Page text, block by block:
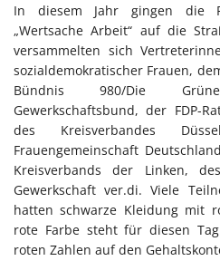
In diesem Jahr gingen die
„Wertsache Arbeit“ auf die
versammelten sich
sozialdemokratischer Frauen,
Bündnis 980/Die
Gewerkschaftsbund, der FDP-
des Kreisverbandes
Frauengemeinschaft
Kreisverbands der Linken,
Gewerkschaft ver.di. Viele
hatten schwarze Kleidung mit
rote Farbe steht für diesen
roten Zahlen auf den